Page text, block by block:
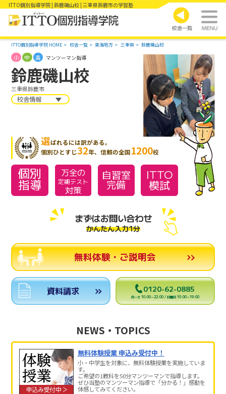
ITTO個別指導学院 | 鈴鹿磯山校 | 三重県鈴鹿市の学習塾
ITTO個別指導学院 HOME 校舎一覧 東海地方 三重県 鈴鹿磯山校
鈴鹿磯山校
三重県鈴鹿市
小 中 高 マンツーマン指導
校舎情報
選ばれるには訳がある。
個別ひとすじ32年、信頼の全国1200校
個別
指導
万全の
定期テスト
対策
自習室
完備
ITTO
模試
まずはお問い合わせ
かんたん入力1分
無料体験・ご説明会
資料請求 0120-62-0885
月～土 10:00～22:00 / 日曜日 10:00～19:00
NEWS・TOPICS
無料体験授業 申込み受付中！
小・中学生を対象に、無料体験授業を実施していま
す。
ご希望の1教科を50分マンツーマンで指導します。
ぜひ当塾のマンツーマン指導で「分かる！」感動を
体感してみてください。